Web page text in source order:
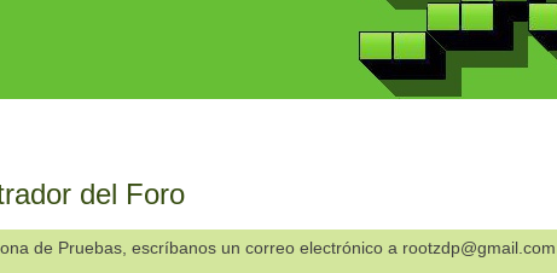
del Foro
de Pruebas, escríbanos un correo electrónico a rootzdp@gmail.com .